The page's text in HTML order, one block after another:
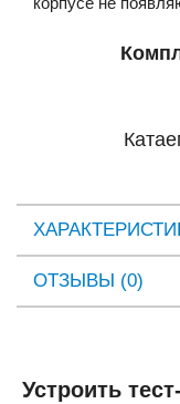
ОТЗЫВЫ (0)
Устроить